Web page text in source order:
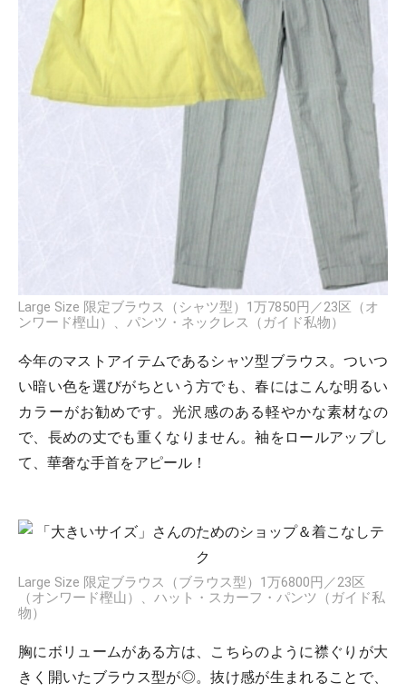
Large Size 限定ブラウス（シャツ型）1万7850円／23区（オ
ンワード樫山）、パンツ・ネックレス（ガイド私物）
今年のマストアイテムであるシャツ型ブラウス。ついつ
い暗い色を選びがちという方でも、春にはこんな明るい
カラーがお勧めです。光沢感のある軽やかな素材なの
で、長めの丈でも重くなりません。袖をロールアップし
て、華奢な手首をアピール！
Large Size 限定ブラウス（ブラウス型）1万6800円／23区
（オンワード樫山）、ハット・スカーフ・パンツ（ガイド私
物）
胸にボリュームがある方は、こちらのように襟ぐりが大
きく開いたブラウス型が◎。抜け感が生まれることで、